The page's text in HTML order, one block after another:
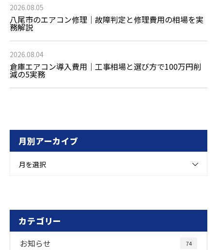
2026.08.05
八尾市のエアコン修理｜故障判定と修理費用の相場を実
務解説
2026.08.04
倉庫エアコン導入費用｜工事相場と選び方で100万円削
減の5実務
月別アーカイブ
月を選択
カテゴリー
お知らせ 74